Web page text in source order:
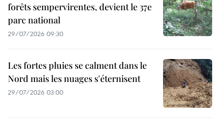
forêts sempervirentes, devient le 37e
parc national
29/07/2026 09:30
Les fortes pluies se calment dans le
Nord mais les nuages s'éternisent
29/07/2026 03:00